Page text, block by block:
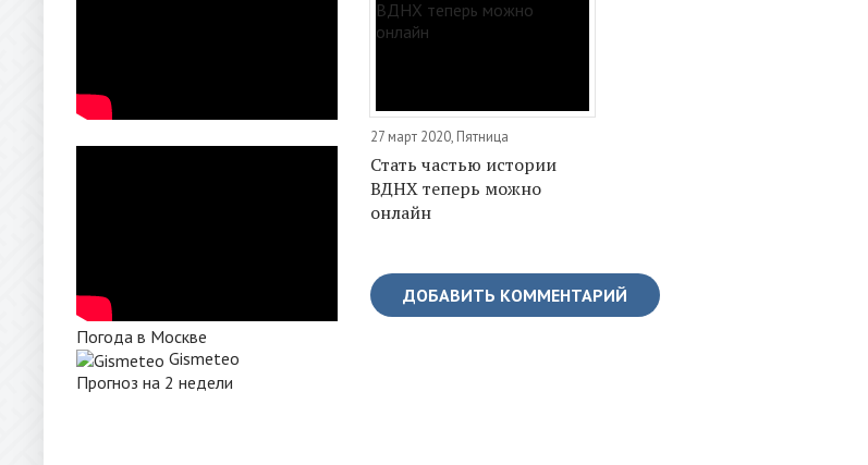
Погода в Москве
Gismeteo
Прогноз на 2 недели
27 март 2020, Пятница
Стать частью истории
ВДНХ теперь можно
онлайн
ДОБАВИТЬ КОММЕНТАРИЙ